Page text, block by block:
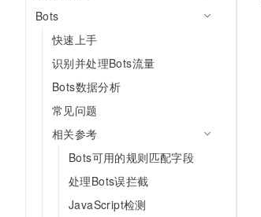
Bots
快速上手
识别并处理Bots流量
Bots数据分析
常见问题
相关参考
Bots可用的规则匹配字段
处理Bots误拦截
JavaScript检测